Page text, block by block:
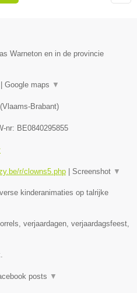
Warneton en in de provincie
Google maps ▼
(Vlaams-Brabant)
nr: BE0840295855
r/clowns5.php Screenshot ▼
kinderanimaties op talrijke
verjaardagen, verjaardagsfeest,
posts ▼